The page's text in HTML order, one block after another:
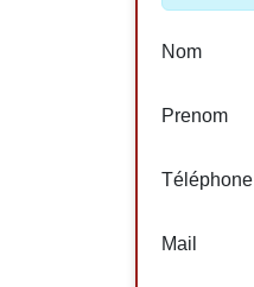
Nom
Prenom
Téléphone
Mail